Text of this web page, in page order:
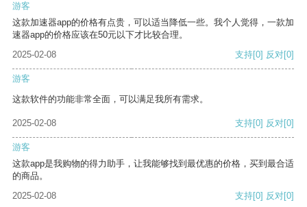
游客
这款加速器app的价格有点贵，可以适当降低一些。我个人觉得，一款加
速器app的价格应该在50元以下才比较合理。
2025-02-08
支持[0] 反对[0]
游客
这款软件的功能非常全面，可以满足我所有需求。
2025-02-08 支持[0] 反对[0]
游客
这款app是我购物的得力助手，让我能够找到最优惠的价格，买到最合适
的商品。
2025-02-08
支持[0] 反对[0]